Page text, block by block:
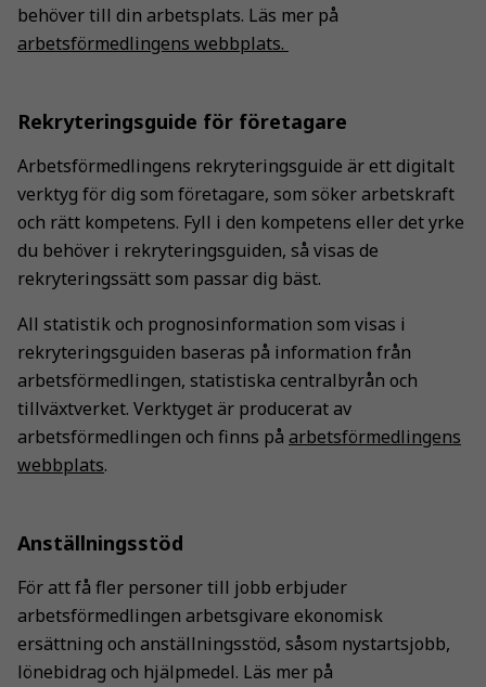
behöver till din arbetsplats. Läs mer på
arbetsförmedlingens webbplats.
Rekryteringsguide för företagare
Arbetsförmedlingens rekryteringsguide är ett digitalt
verktyg för dig som företagare, som söker arbetskraft
och rätt kompetens. Fyll i den kompetens eller det yrke
du behöver i rekryteringsguiden, så visas de
rekryteringssätt som passar dig bäst.
All statistik och prognosinformation som visas i
rekryteringsguiden baseras på information från
arbetsförmedlingen, statistiska centralbyrån och
tillväxtverket. Verktyget är producerat av
arbetsförmedlingen och finns på arbetsförmedlingens
webbplats.
Anställningsstöd
För att få fler personer till jobb erbjuder
arbetsförmedlingen arbetsgivare ekonomisk
ersättning och anställningsstöd, såsom nystartsjobb,
lönebidrag och hjälpmedel. Läs mer på